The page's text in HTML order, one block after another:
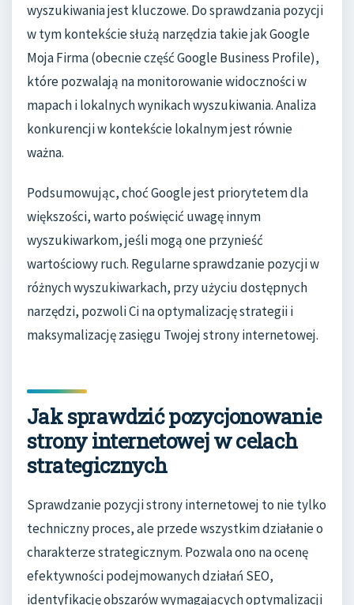
wyszukiwania jest kluczowe. Do sprawdzania pozycji
w tym kontekście służą narzędzia takie jak Google
Moja Firma (obecnie część Google Business Profile),
które pozwalają na monitorowanie widoczności w
mapach i lokalnych wynikach wyszukiwania. Analiza
konkurencji w kontekście lokalnym jest równie
ważna.
Podsumowując, choć Google jest priorytetem dla
większości, warto poświęcić uwagę innym
wyszukiwarkom, jeśli mogą one przynieść
wartościowy ruch. Regularne sprawdzanie pozycji w
różnych wyszukiwarkach, przy użyciu dostępnych
narzędzi, pozwoli Ci na optymalizację strategii i
maksymalizację zasięgu Twojej strony internetowej.
Jak sprawdzić pozycjonowanie
strony internetowej w celach
strategicznych
Sprawdzanie pozycji strony internetowej to nie tylko
techniczny proces, ale przede wszystkim działanie o
charakterze strategicznym. Pozwala ono na ocenę
efektywności podejmowanych działań SEO,
identyfikację obszarów wymagających optymalizacji